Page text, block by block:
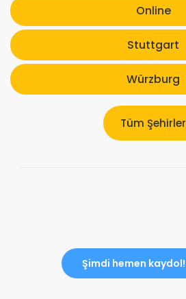
Online
Stuttgart
Würzburg
Tüm Şehirler
Şimdi hemen kaydol!